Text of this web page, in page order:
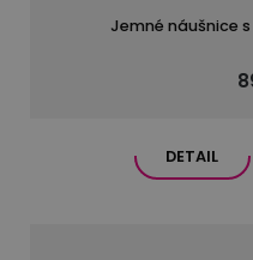
Jemné náušnice
DETAIL